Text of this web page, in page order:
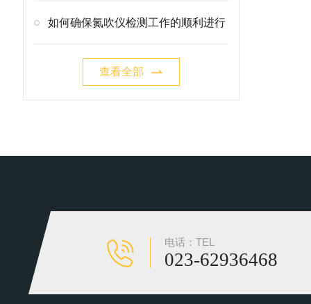
如何确保氮吹仪检测工作的顺利进行
查看全部
电话：TEL
023-62936468